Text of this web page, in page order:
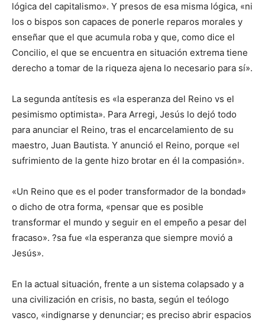
lógica del capitalismo». Y presos de esa misma lógica, «ni
los o bispos son capaces de ponerle reparos morales y
enseñar que el que acumula roba y que, como dice el
Concilio, el que se encuentra en situación extrema tiene
derecho a tomar de la riqueza ajena lo necesario para sí».
La segunda antítesis es «la esperanza del Reino vs el
pesimismo optimista». Para Arregi, Jesús lo dejó todo
para anunciar el Reino, tras el encarcelamiento de su
maestro, Juan Bautista. Y anunció el Reino, porque «el
sufrimiento de la gente hizo brotar en él la compasión».
«Un Reino que es el poder transformador de la bondad»
o dicho de otra forma, «pensar que es posible
transformar el mundo y seguir en el empeño a pesar del
fracaso». ?sa fue «la esperanza que siempre movió a
Jesús».
En la actual situación, frente a un sistema colapsado y a
una civilización en crisis, no basta, según el teólogo
vasco, «indignarse y denunciar; es preciso abrir espacios